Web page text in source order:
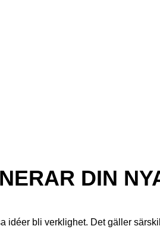
DIN
idéer bli verklighet. Det gäller